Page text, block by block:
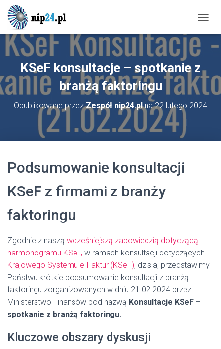
R
Ą
Z
A
KSeF konsultacje – spotkanie z
branżą faktoringu
Opublikowane przezZespół nip24.plna22 lutego 2024
Podsumowanie konsultacji
KSeF z firmami z branży
faktoringu
Zgodnie z naszą wcześniejszą zapowiedzią dotyczącą
harmonogramu KSeF, w ramach konsultacji dotyczących
Krajowego Systemu e-Faktur (KSeF), dzisiaj przedstawimy
Państwu krótkie podsumowanie konsultacji z branżą
faktoringu zorganizowanych w dniu 21.02.2024 przez
Ministerstwo Finansów pod nazwą Konsultacje KSeF –
spotkanie z branżą faktoringu.
Kluczowe obszary dyskusji